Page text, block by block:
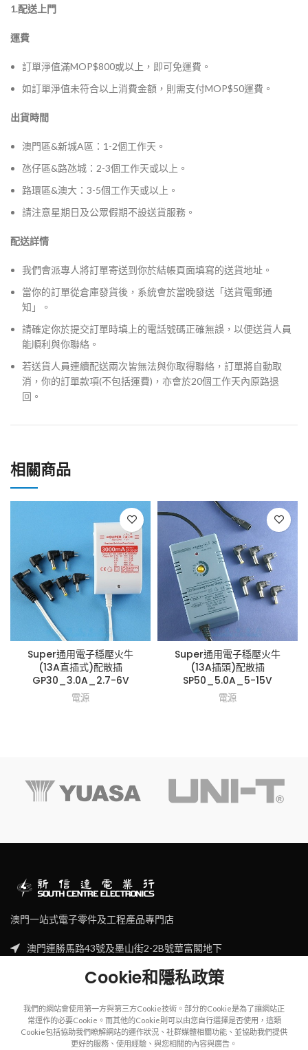
1.配送上門
運費
訂單淨值滿MOP$800或以上，即可免運費。
如訂單淨值未符合以上消費金額，則需支付MOP$50運費。
出貨時間
澳門區&新城A區：1-2個工作天。
氹仔區&路氹城：2-3個工作天或以上。
路環區&澳大：3-5個工作天或以上。
請注意星期日及公眾假期不設送貨服務。
配送詳情
我們會派專人將訂單寄送到你於結帳頁面填寫的送貨地址。
當你的訂單從倉庫發貨後，系統會於當晚發送「送貨電郵通
知」。
請確定你於提交訂單時填上的電話號碼正確無誤，以便送貨人員
能順利與你聯絡。
若送貨人員連續配送兩次皆無法與你取得聯絡，訂單將自動取
消，你的訂單款項(不包括運費)，亦會於20個工作天內原路退
回。
相關商品
Super通用電子穩壓火牛
(13A直插式)配散插
GP30_3.0A_2.7-6V
電源
Super通用電子穩壓火牛
(13A插頭)配散插
SP50_5.0A_5-15V
電源
澳門一站式電子零件及工程產品專門店
澳門連勝馬路43號及墨山街2-2B號華富閣地下
Cookie和隱私政策
我們的網站會使用第一方與第三方Cookie技術。部分的Cookie是為了讓網站正
常運作的必要Cookie。而其他的Cookie則可以由您自行選擇是否使用，這類
Cookie包括協助我們瞭解網站的運作狀況、社群媒體相關功能、並協助我們提供
更好的服務、使用經驗、與您相關的內容與廣告。